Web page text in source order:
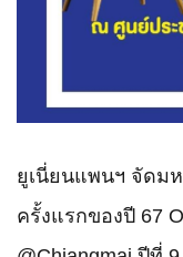
ยูเนี่ยนแพนฯ จัดม
ครั้งแรกของปี 67